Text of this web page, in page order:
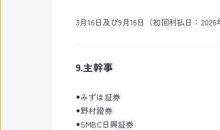
3月16日及び9月16日（初回利払日：2026
9.主幹事
みずほ証券
野村證券
SMBC日興証券